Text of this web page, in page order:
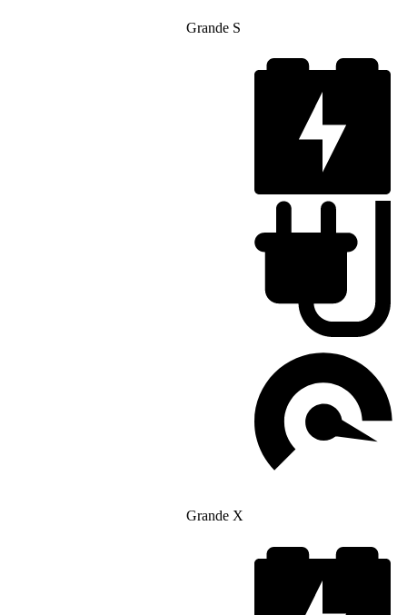
Grande S
Grande X